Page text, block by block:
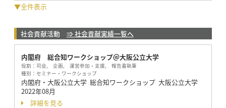
▼全件表示
社会貢献活動 ⇒ 社会貢献実績一覧へ
内閣府 総合知ワークショップ＠大阪公立大学
役割： 司会, 企画, 運営参加・支援, 報告書執筆
種別： セミナー・ワークショップ
内閣府・大阪公立大学 総合知ワークショップ 大阪公立大学
2022年08月
詳細を見る